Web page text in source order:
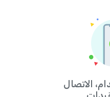
الاتصال